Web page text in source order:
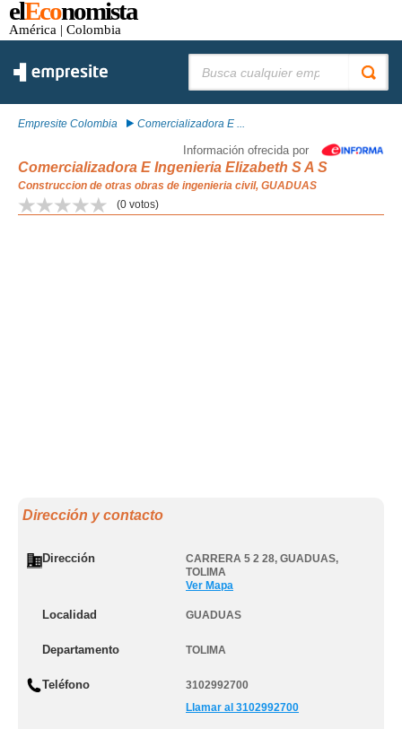
elEconomista
América | Colombia
Empresite Colombia Comercializadora E ...
Información ofrecida por
Comercializadora E Ingenieria Elizabeth S A S
Construccion de otras obras de ingenieria civil, GUADUAS
(0 votos)
Dirección y contacto
Dirección CARRERA 5 2 28, GUADUAS,
TOLIMA
Ver Mapa
Localidad GUADUAS
Departamento TOLIMA
Teléfono
3102992700
Llamar al 3102992700